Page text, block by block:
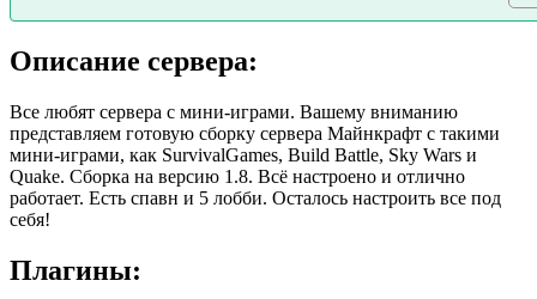
Описание сервера:
Все любят сервера с мини-играми. Вашему вниманию
представляем готовую сборку сервера Майнкрафт с такими
мини-играми, как SurvivalGames, Build Battle, Sky Wars и
Quake. Сборка на версию 1.8. Всё настроено и отлично
работает. Есть спавн и 5 лобби. Осталось настроить все под
себя!
Плагины: